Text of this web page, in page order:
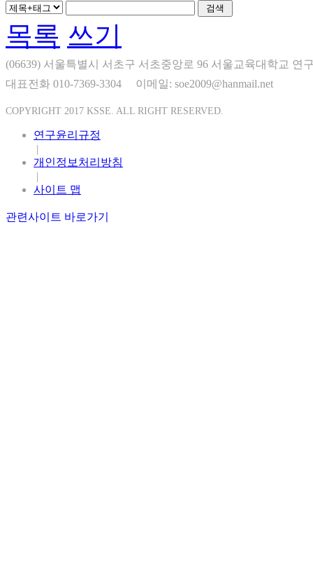
목록 쓰기
(06639) 서울특별시 서초구 서초중앙로 96 서울교육대학교 연
대표전화 010-7369-3304 이메일: soe2009@hanmail.net
COPYRIGHT 2017 KSSE. ALL RIGHT RESERVED.
연구윤리규정
|
개인정보처리방침
|
사이트 맵
관련사이트 바로가기